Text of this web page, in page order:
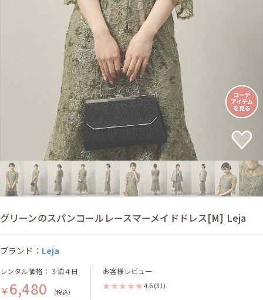
グリーンのスパンコールレースマーメイドドレス[M] Leja
ブランド： Leja
レンタル価格：３泊４日
￥6,480 （税込）
お客様レビュー
4.6 (31)